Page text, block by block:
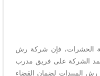
الحشرات، فإن شركة رش
الشركة على فريق مدرب
المبيدات لضمان القضاء